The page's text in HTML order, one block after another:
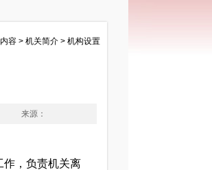
容 > 机关简介 > 机构设置
来源：
作，负责机关离